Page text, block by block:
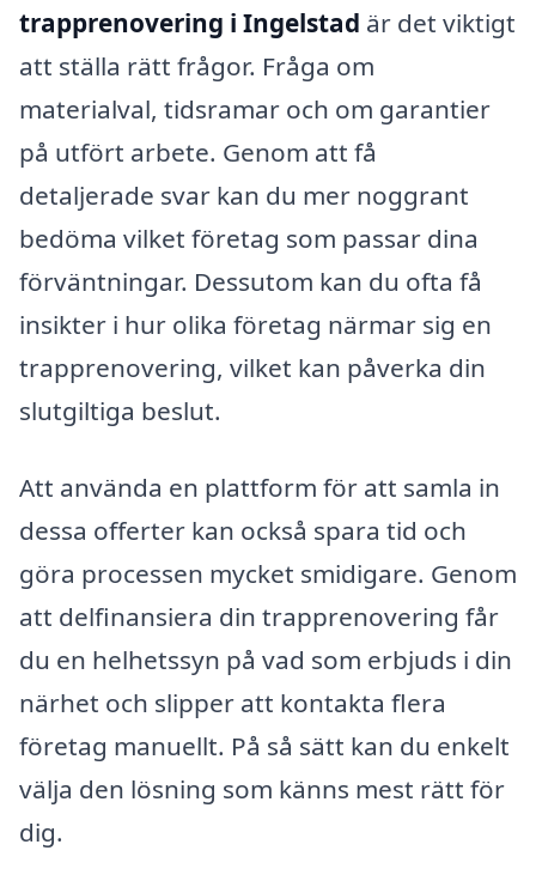
trapprenovering i Ingelstad är det viktigt
att ställa rätt frågor. Fråga om
materialval, tidsramar och om garantier
på utfört arbete. Genom att få
detaljerade svar kan du mer noggrant
bedöma vilket företag som passar dina
förväntningar. Dessutom kan du ofta få
insikter i hur olika företag närmar sig en
trapprenovering, vilket kan påverka din
slutgiltiga beslut.
Att använda en plattform för att samla in
dessa offerter kan också spara tid och
göra processen mycket smidigare. Genom
att delfinansiera din trapprenovering får
du en helhetssyn på vad som erbjuds i din
närhet och slipper att kontakta flera
företag manuellt. På så sätt kan du enkelt
välja den lösning som känns mest rätt för
dig.